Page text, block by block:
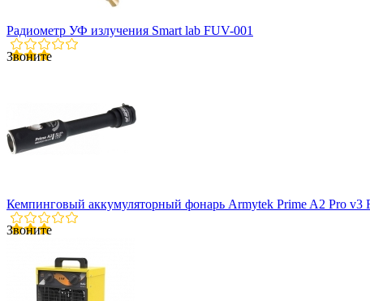
Радиометр УФ излучения Smart lab FUV-001
Звоните
Кемпинговый аккумуляторный фонарь Armytek Prime A2 Pro v3
Звоните